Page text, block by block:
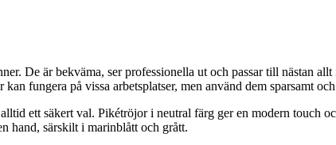
De är bekväma, ser professionella ut och passar till nästan
fungera på vissa arbetsplatser, men använd dem sparsamt
ett säkert val. Pikétröjor i neutral färg ger en modern touch
hand, särskilt i marinblått och grått.